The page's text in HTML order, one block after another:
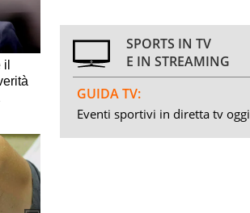
SPORTS IN TV
E IN STREAMING
GUIDA TV:
Eventi sportivi in diretta tv oggi